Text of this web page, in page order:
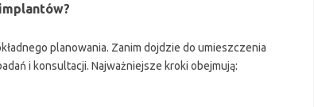
planowania. Zanim dojdzie do umieszczenia
i konsultacji. Najważniejsze kroki obejmują: